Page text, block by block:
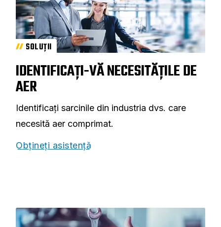
SOLUȚII
IDENTIFICAȚI-VĂ NECESITĂȚILE DE
AER
Identificați sarcinile din industria dvs. care
necesită aer comprimat.
Obțineți asistență